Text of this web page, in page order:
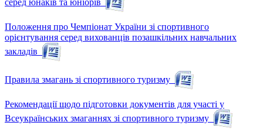
Положення про Чемпіонат України зі спортивного
орієнтування серед вихованців позашкільних навчальних
закладів
Правила змагань зі спортивного туризму
Рекомендації щодо підготовки документів для участі у
Всеукраїнських змаганнях зі спортивного туризму